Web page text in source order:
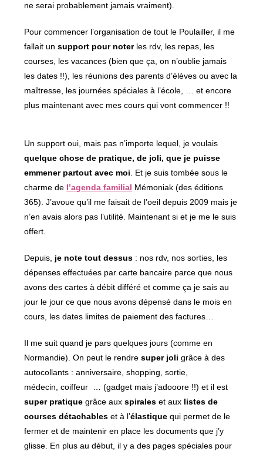
ne serai probablement jamais vraiment).
Pour commencer l’organisation de tout le Poulailler, il me
fallait unsupport pour noterles rdv, les repas, les
courses, les vacances (bien que ça, on n’oublie jamais
les dates !!), les réunions des parents d’élèves ou avec la
maîtresse, les journées spéciales à l’école, … et encore
plus maintenant avec mes cours qui vont commencer !!
Un support oui, mais pas n’importe lequel, je voulais
quelque chose de pratique, de joli, que je puisse
emmener partout avec moi . Et je suis tombée sous le
charme de l’agenda familial Mémoniak (des éditions
365). J’avoue qu’il me faisait de l’oeil depuis 2009 mais je
n’en avais alors pas l’utilité. Maintenant si et je me le suis
offert.
Depuis, je note tout dessus : nos rdv, nos sorties, les
dépenses effectuées par carte bancaire parce que nous
avons des cartes à débit différé et comme ça je sais au
jour le jour ce que nous avons dépensé dans le mois en
cours, les dates limites de paiement des factures…
Il me suit quand je pars quelques jours (comme en
Normandie). On peut le rendresuper joli grâce à des
autocollants : anniversaire, shopping, sortie,
médecin, coiffeur … (gadget mais j’adooore !!) et il est
super pratique grâce auxspirales et aux listes de
courses détachables et à l’élastique qui permet de le
fermer et de maintenir en place les documents que j’y
glisse. En plus au début, il y a des pages spéciales pour